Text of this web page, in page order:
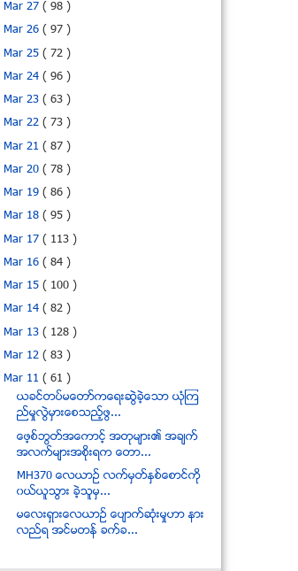
Mar 27 ( 98 )
Mar 26 ( 97 )
Mar 25 ( 72 )
Mar 24 ( 96 )
Mar 23 ( 63 )
Mar 22 ( 73 )
Mar 21 ( 87 )
Mar 20 ( 78 )
Mar 19 ( 86 )
Mar 18 ( 95 )
Mar 17 ( 113 )
Mar 16 ( 84 )
Mar 15 ( 100 )
Mar 14 ( 82 )
Mar 13 ( 128 )
Mar 12 ( 83 )
Mar 11 ( 61 )
ယခင္တပ္မေတာ္ကေရးဆြဲခဲ့ေသာ ယံုၾက
ည္မႈလြဲမွားေစသည့္ဖြ...
ေဖ့စ္ဘြတ္အေကာင့္ အတုမ်ား၏ အခ်က္
အလက္မ်ားအစိုးရက ေတာ...
MH370 ေလယာဥ္ လက္မွတ္ႏွစ္ေစာင္ကို
၀ယ္ယူသြား ခဲ့သူမွ...
မေလးရွားေလယာဥ္ ေပ်ာက္ဆံုးမႈဟာ နား
လည္ရ အင္မတန္ ခက္ခ...